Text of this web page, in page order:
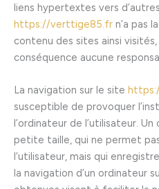
liens hypertextes vers
https://verttige85.fr n’a pas
contenu des sites ainsi visités,
conséquence aucune
La navigation sur le site
susceptible de provoquer
l’ordinateur de l’utilisateur.
petite taille, qui ne permet
l’utilisateur, mais qui
la navigation d’un ordinateur